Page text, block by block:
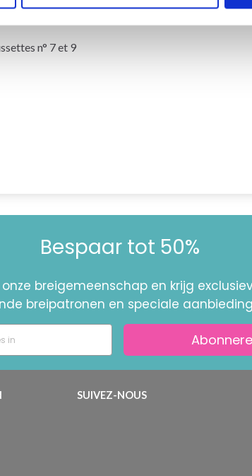
n° 7 et 9
Bespaar tot 50%
breigemeenschap en krijg
breipatronen en speciale
SUIVEZ-NOUS